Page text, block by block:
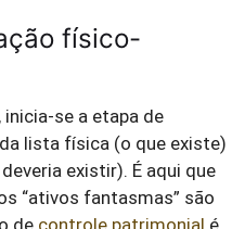
físico-
se a etapa de
lista física (o que existe)
existir). É aqui que
“ativos fantasmas” são
de controle patrimonial é